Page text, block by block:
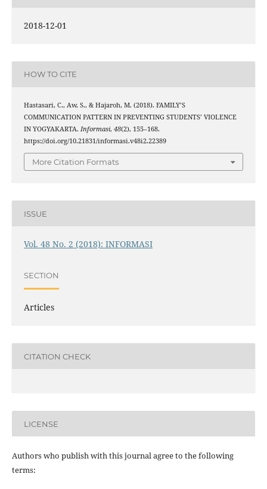
2018-12-01
HOW TO CITE
Hastasari, C., Aw, S., & Hajaroh, M. (2018). FAMILY’S
COMMUNICATION PATTERN IN PREVENTING STUDENTS’ VIOLENCE
IN YOGYAKARTA. Informasi, 48(2), 155–168.
https://doi.org/10.21831/informasi.v48i2.22389
More Citation Formats
ISSUE
Vol. 48 No. 2 (2018): INFORMASI
SECTION
Articles
CITATION CHECK
LICENSE
Authors who publish with this journal agree to the following
terms: